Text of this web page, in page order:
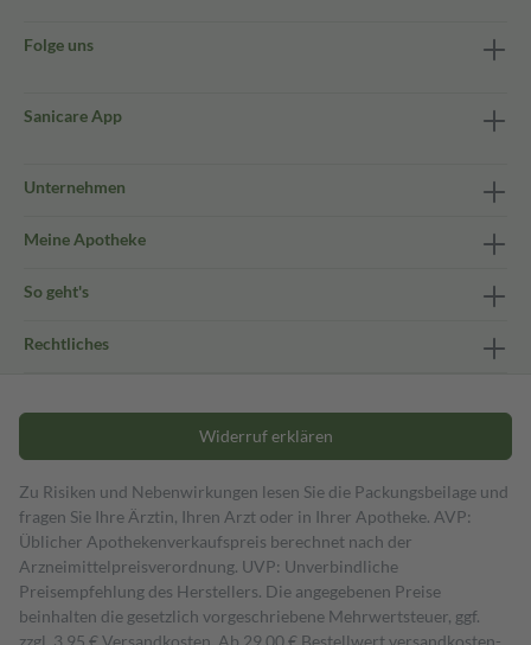
Folge uns
Sanicare App
Unternehmen
Meine Apotheke
So geht's
Rechtliches
Widerruf erklären
Zu Risiken und Nebenwirkungen lesen Sie die Packungsbeilage und
fragen Sie Ihre Ärztin, Ihren Arzt oder in Ihrer Apotheke. AVP:
Üblicher Apothekenverkaufspreis berechnet nach der
Arzneimittelpreisverordnung. UVP: Unverbindliche
Preisempfehlung des Herstellers. Die angegebenen Preise
beinhalten die gesetzlich vorgeschriebene Mehrwertsteuer, ggf.
zzgl. 3,95 € Versandkosten. Ab 29,00 € Bestell­wert versand­kosten­